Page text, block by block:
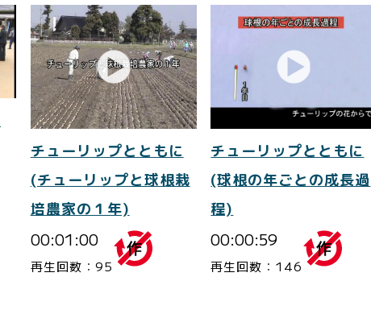
チューリップとともに
(チューリップと球根栽
培農家の１年)
00:01:00
再生回数：95
チューリップとともに
(球根の年ごとの成長過
程)
00:00:59
再生回数：146